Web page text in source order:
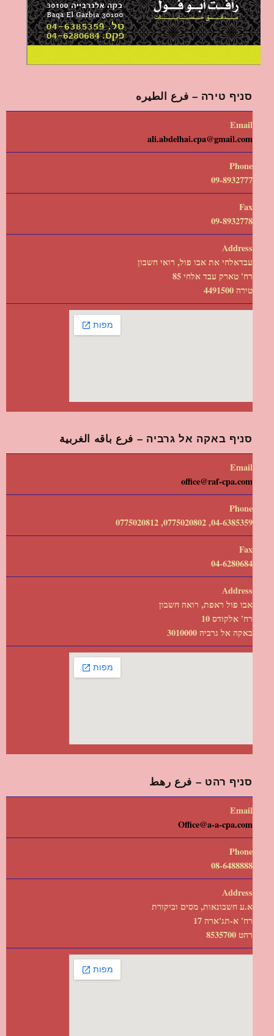
סניף טירה – فرع الطيره
Email
ali.abdelhai.cpa@gmail.com
Phone
09-8932777
Fax
09-8932778
Address
עבדאלחי את אבו פול, רואי חשבון
רח' טארק עבד אלחי 85
טירה 4491500
סניף באקה אל גרביה – فرع باقه الغربية
Email
office@raf-cpa.com
Phone
04-6385359, 0775020802, 0775020812
Fax
04-6280684
Address
אבו פול ראפת, רואה חשבון
רח' אלקודס 10
באקה אל גרביה 3010000
סניף רהט – فرع رهط
Email
Office@a-a-cpa.com
Phone
08-6488888
Address
א.ע חשבונאות, מסים וביקורת
רח' א-תג'ארה 17
רהט 8535700